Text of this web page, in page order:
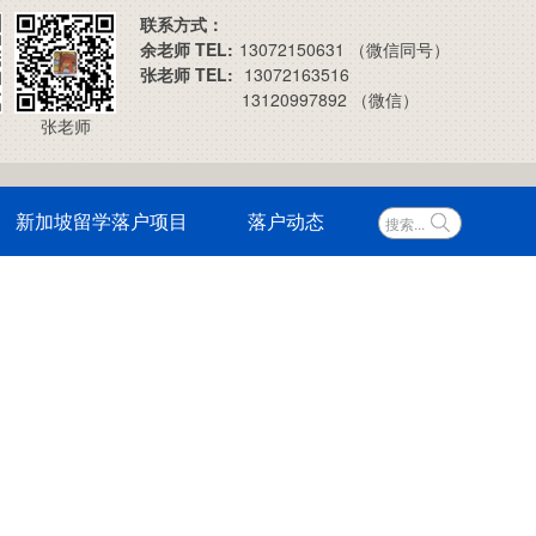
联系方式：
余老师 TEL: 13072150631 （微信同号）
张老师 TEL: 13072163516
13120997892 （微信）
张老师
新加坡留学落户项目 落户动态